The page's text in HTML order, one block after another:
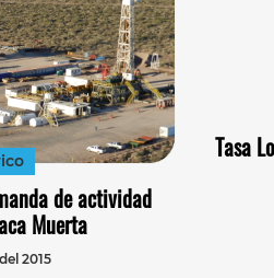
de actividad
Muerta
2015
Tasa